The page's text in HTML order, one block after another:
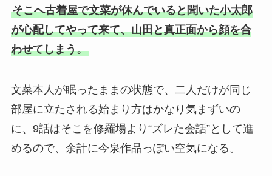
そこへ古着屋で文菜が休んでいると聞いた小太郎
が心配してやって来て、山田と真正面から顔を合
わせてしまう。
文菜本人が眠ったままの状態で、二人だけが同じ
部屋に立たされる始まり方はかなり気まずいの
に、9話はそこを修羅場より“ズレた会話”として進
めるので、余計に今泉作品っぽい空気になる。